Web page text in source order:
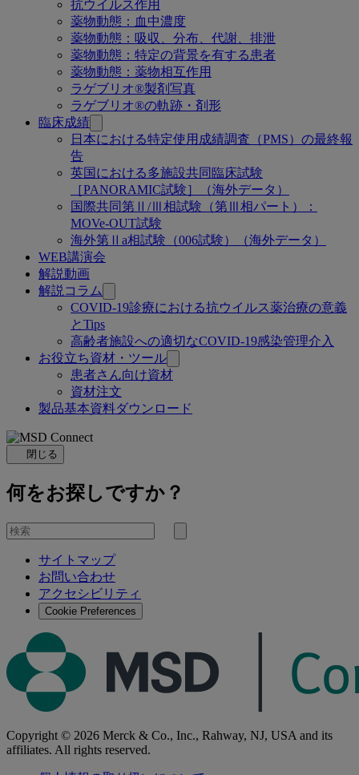
抗ウイルス作用
薬物動態：血中濃度
薬物動態：吸収、分布、代謝、排泄
薬物動態：特定の背景を有する患者
薬物動態：薬物相互作用
ラゲブリオ®製剤写真
ラゲブリオ®の軌跡・剤形
臨床成績
日本における特定使用成績調査（PMS）の最終報
告
英国における多施設共同臨床試験
［PANORAMIC試験］（海外データ）
国際共同第Ⅱ/Ⅲ相試験（第Ⅲ相パート）：
MOVe-OUT試験
海外第Ⅱa相試験（006試験）（海外データ）
WEB講演会
解説動画
解説コラム
COVID-19診療における抗ウイルス薬治療の意義
とTips
高齢者施設への適切なCOVID-19感染管理介入
お役立ち資材・ツール
患者さん向け資材
資材注文
製品基本資料ダウンロード
閉じる
何をお探しですか？
を
検
サイトマップ
お問い合わせ
アクセシビリティ
Cookie Preferences
Copyright © 2026 Merck & Co., Inc., Rahway, NJ, USA and its
affiliates. All rights reserved.